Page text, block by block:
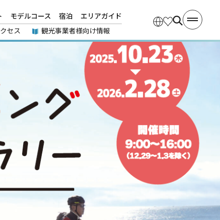
モデルコース 宿泊
エリアガイド
セス
観光事業者様向け情報